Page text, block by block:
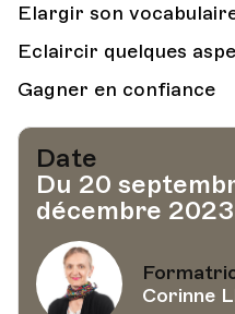
Elargir son
Eclaircir quelques
Gagner en confiance
Date
Du 20
décembre 2023
Corinne